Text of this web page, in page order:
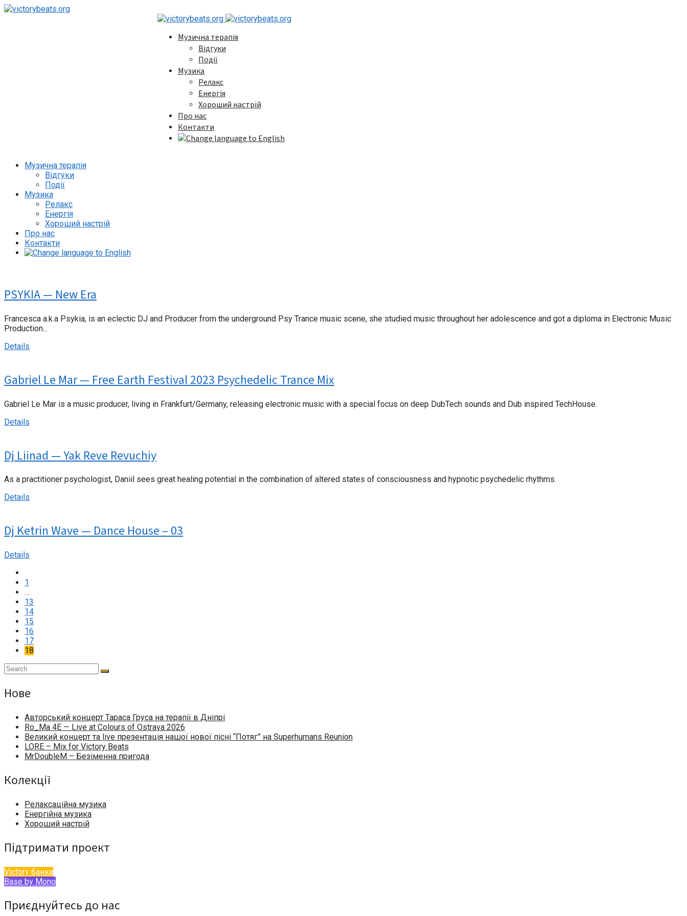
Музична терапія
Відгуки
Події
Музика
Релакс
Енергія
Хороший настрій
Про нас
Контакти
Музична терапія
Відгуки
Події
Музика
Релакс
Енергія
Хороший настрій
Про нас
Контакти
PSYKIA — New Era
Francesca a.k.a Psykia, is an eclectic DJ and Producer from the underground Psy Trance music scene, she studied music throughout her adolescence and got a diploma in Electronic Music
Production...
Details
Gabriel Le Mar — Free Earth Festival 2023 Psychedelic Trance Mix
Gabriel Le Mar is a music producer, living in Frankfurt/Germany, releasing electronic music with a special focus on deep DubTech sounds and Dub inspired TechHouse.
Details
Dj Liinad — Yak Reve Revuchiy
As a practitioner psychologist, Daniil sees great healing potential in the combination of altered states of consciousness and hypnotic psychedelic rhythms.
Details
Dj Ketrin Wave — Dance House – 03
Details
1
…
13
14
15
16
17
18
Нове
Авторський концерт Тараса Груса на терапії в Дніпрі
Ro_Ma 4E — Live at Colours of Ostrava 2026
Великий концерт та live презентація нашої нової пісні “Потяг” на Superhumans Reunion
LORE – Mix for Victory Beats
MrDoubleM – Безіменна пригода
Колекції
Релаксаційна музика
Енергійна музика
Хороший настрій
Підтримати проект
Victory банка
Base by Mono
Приєднуйтесь до нас